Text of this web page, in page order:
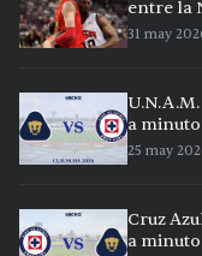
entre la
31 may
a
25 may
Cruz
a